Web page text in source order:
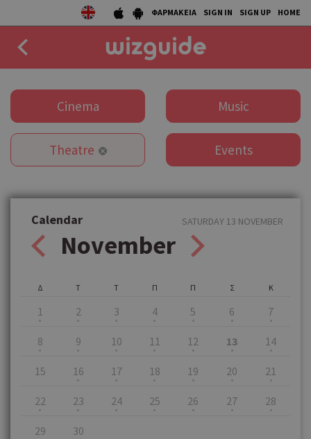
ΦΑΡΜΑΚΕΙΑ SIGN IN SIGN UP HOME
DRINK
COLLECTIONS
STORIES
Cinema Music
Theatre Events
Calendar
November
SATURDAY 13 NOVEMBER
Δ
1
Τ
2
Τ
3
Π
4
Π
5
Σ
6
Κ
7
8 9 10 11 12 13 14
15 16 17 18 19 20 21
22 23 24 25 26 27 28
29 30